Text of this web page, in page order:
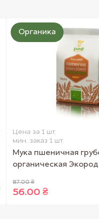
Цена за 1 шт.
мин. заказ 1 шт.
Мука пшеничная
органическая Экород
87.00 ₴
56.00 ₴
Органика